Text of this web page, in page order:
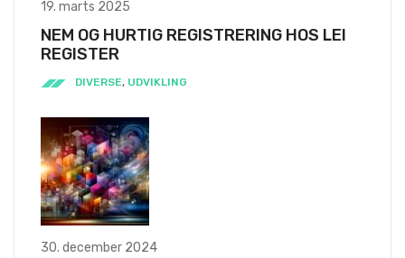
19. marts 2025
NEM OG HURTIG REGISTRERING HOS LEI
REGISTER
DIVERSE, UDVIKLING
30. december 2024